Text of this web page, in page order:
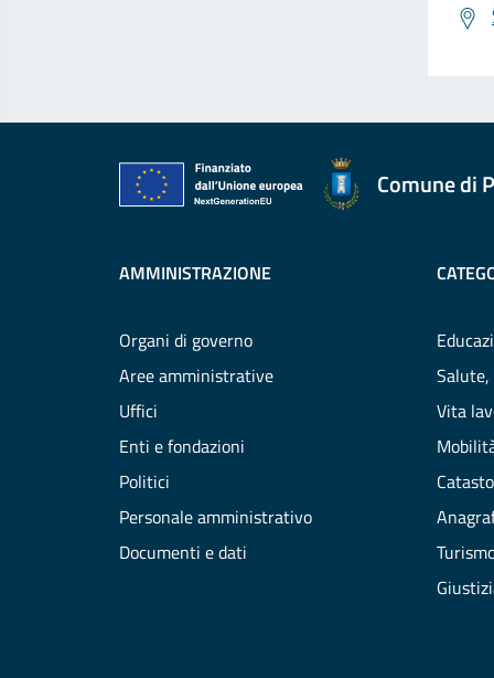
Comune di
AMMINISTRAZIONE
Organi di governo
Aree amministrative
Uffici
Enti e fondazioni
Politici
Personale amministrativo
Documenti e dati
Salute,
Vita